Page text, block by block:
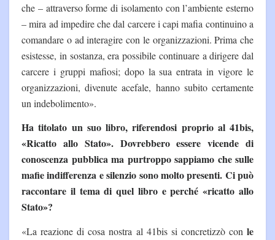
che – attraverso forme di isolamento con l’ambiente esterno
– mira ad impedire che dal carcere i capi mafia continuino a
comandare o ad interagire con le organizzazioni. Prima che
esistesse, in sostanza, era possibile continuare a dirigere dal
carcere i gruppi mafiosi; dopo la sua entrata in vigore le
organizzazioni, divenute acefale, hanno subito certamente
un indebolimento».
Ha titolato un suo libro, riferendosi proprio al 41bis,
«Ricatto allo Stato». Dovrebbero essere vicende di
conoscenza pubblica ma purtroppo sappiamo che sulle
mafie indifferenza e silenzio sono molto presenti. Ci può
raccontare il tema di quel libro e perché «ricatto allo
Stato»?
«La reazione di cosa nostra al 41bis si concretizzò con le